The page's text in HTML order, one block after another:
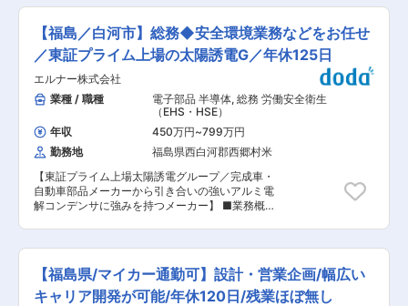
リアへ： 品質データ分析や不適合対応だけでな
く、設計レビューや開発品質保証にも携わりま
す。検査や管理だけではなく、製品開発の意思決
定にも関与できるため、品質保証としての市場価
値を高めたい方に最適な環境です。 ■品質の声が
製品づくりを動かす風土： 品質保証部門は社内で
存在感が高く、現場の意見や改善提案を発信しや
すい環境です。品質視点を活かして製品や工程の
改善に踏み込みたい方にとって、大きなやりがい
を実感できます。 ■当社について： 当社はオリ
ンパスグループの中核生産拠点として、内視鏡診
断を支える画像処理装置や光源装置の開発・製
造、修理サービスを担っています。世界の消化器
と、最先端医療機器の品質を支える役割を担って
います。高齢化や低侵襲医療ニーズの拡大により
造、サービスまでを一貫して担う強みがありま
す。高い技術力と品質文化のもと、世界の医療を
ーと開発・製造部門をつなぐ立場として品質向上
を主導できる ・年間休日129日に加えリモートワ
ークも利用可能で長期的に働きやすい 内視鏡シス
テムにおける画像処理装置や光源装置などの開
発・製造を行う当社にて、サプライヤー品質エン
ジニア業務をお任せいたします。 ■職務内容：
・サプライヤー製品および部品の品質認証業務 ・
サプライヤー監査の計画立案および実施 ・品質問
題の原因分析および是正対応推進 ・重要部品に関
する品質保証活動 ・品質契約の締結および維持管
理 主なミッションは、サプライヤーと社内関係部
署をつなぐ橋渡し役として品質向上を実現するこ
とです。担当サプライヤーは約10社を想定してお
り、品質問題の原因分析や是正活動、監査や改善
活動にも携わります。社内外との折衝機会が多
く、品質保証の知識に加え調整力や課題解決力も
監査対応などをお任せする場合があります。海外
出張は必要時のみのため、グローバルな業務に携
わりながら働きやすい環境です。 ■品質改善を主
【福島／白河市】総務◆安全環境業務などをお任せ
／東証プライム上場の太陽誘電G／年休125日
エルナー株式会社
業種 / 職種
電子部品 半導体, 総務 労働安全衛生
（EHS・HSE）
年収
450万円~799万円
勤務地
福島県西白河郡西郷村米
【東証プライム上場太陽誘電グループ／完成車・
自動車部品メーカーから引き合いの強いアルミ電
解コンデンサに強みを持つメーカー】 ■業務概
(人事、労務)、評価体制の管理、規定改訂、 人
事戦略企画、社内制度企画・運用 等 ・総務 └勤
怠管理、社保、給与関連業務、労務対応、健康管
理 等 ・経理 └支払い等月次処理、会計、決算、
【福島県/マイカー通勤可】設計・営業企画/幅広い
キャリア開発が可能/年休120日/残業ほぼ無し